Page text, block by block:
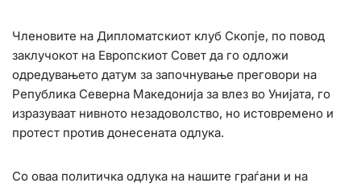
Членовите на Дипломатскиот клуб Скопје, по повод
заклучокот на Европскиот Совет да го одложи
одредувањето датум за започнување преговори на
Република Северна Македонија за влез во Унијата, го
изразуваат нивното незадоволство, но истовремено и
протест против донесената одлука.
Со оваа политичка одлука на нашите граѓани и на